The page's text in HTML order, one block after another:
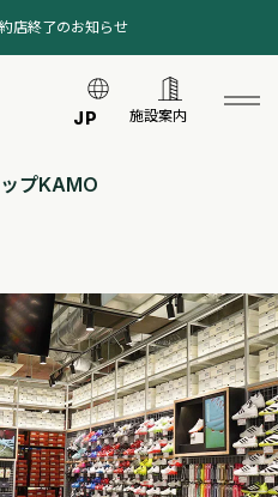
店終了のお知らせ
JP 施設案内
プKAMO